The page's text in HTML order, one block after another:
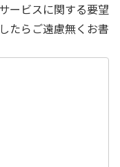
ービスに関する要望
たらご遠慮無くお書